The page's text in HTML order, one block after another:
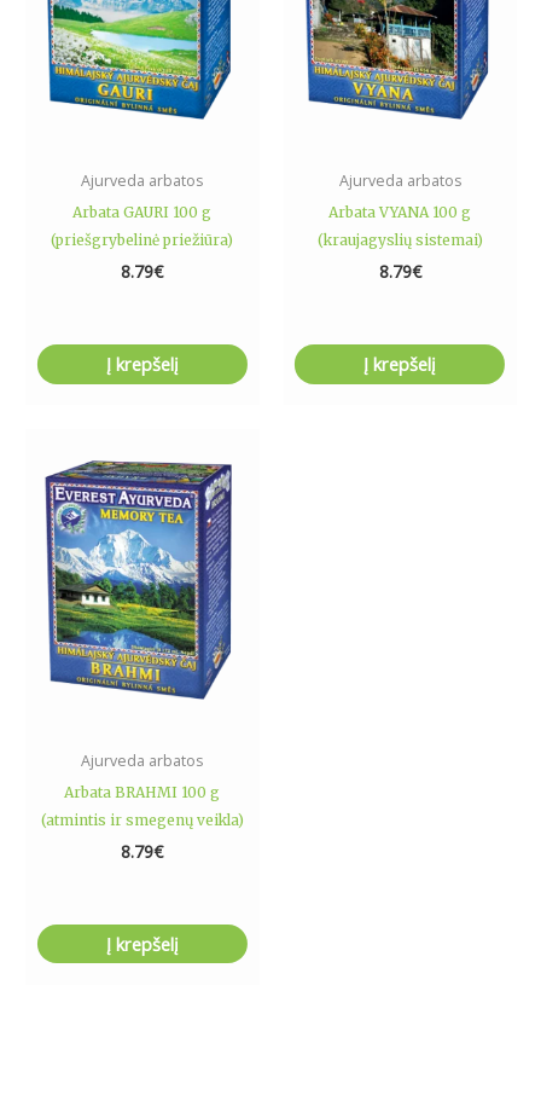
Ajurveda arbatos
Arbata GAURI 100 g
(priešgrybelinė priežiūra)
8.79€
Į krepšelį
Ajurveda arbatos
Arbata VYANA 100 g
(kraujagyslių sistemai)
8.79€
Į krepšelį
Ajurveda arbatos
Arbata BRAHMI 100 g
(atmintis ir smegenų veikla)
8.79€
Į krepšelį